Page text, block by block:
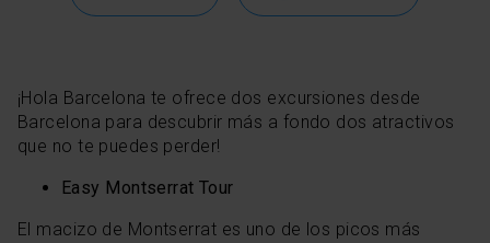
¡Hola Barcelona te ofrece dos excursiones desde
Barcelona para descubrir más a fondo dos atractivos
que no te puedes perder!
Easy Montserrat Tour
El macizo de Montserrat es uno de los picos más